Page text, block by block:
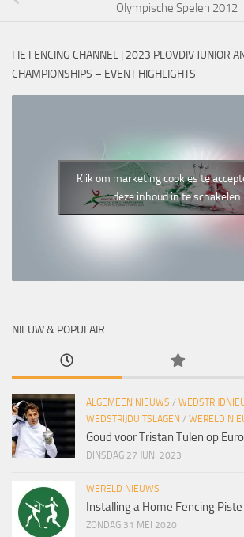
Olympische Spelen 2012
FIE FENCING CHANNEL | 2023 PLOVDIV JUNIOR
CHAMPIONSHIPS – EVENT HIGHLIGHTS
Klik om marketing cookies te
deze inhoud in te schakelen
NIEUW & POPULAIR
ALGEMEEN NIEUWS /
WEDSTRIJDUITSLAGEN / WERELD
Goud voor Tristan Tulen op
DINSDAG 27 JUNI 2023
WERELD NIEUWS
Installing a Home Fencing Piste
ZONDAG 31 MEI 2020